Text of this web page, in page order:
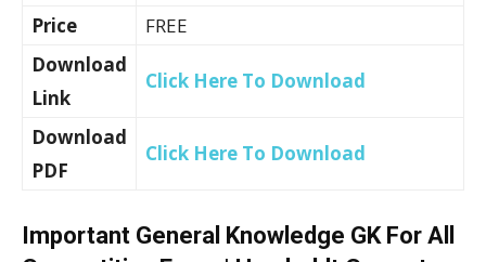
Price
FREE
Download
Link
Click Here To Download
Download
PDF
Click Here To Download
Important General Knowledge GK For All